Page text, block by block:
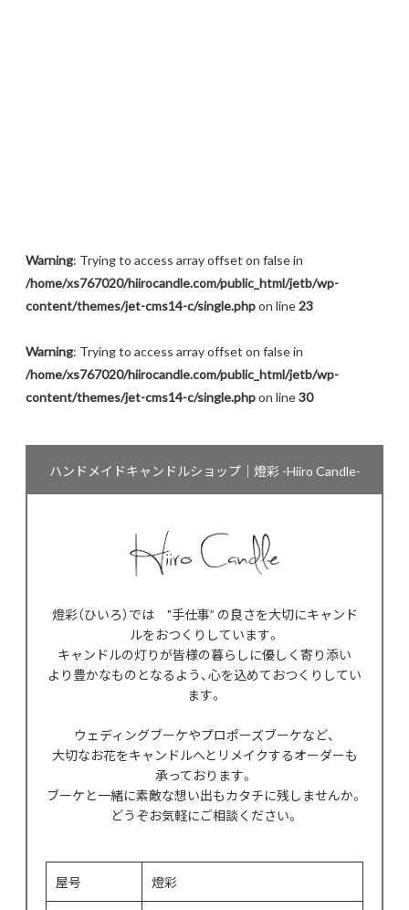
Warning: Trying to access array offset on false in
/home/xs767020/hiirocandle.com/public_html/jetb/wp-
content/themes/jet-cms14-c/single.phpon line23
Warning: Trying to access array offset on false in
/home/xs767020/hiirocandle.com/public_html/jetb/wp-
content/themes/jet-cms14-c/single.phpon line30
ハンドメイドキャンドルショップ｜燈彩 -Hiiro Candle-
燈彩（ひいろ）では "手仕事” の良さを大切にキャンド
ルをおつくりしています。
キャンドルの灯りが皆様の暮らしに優しく寄り添い
より豊かなものとなるよう、心を込めておつくりしてい
ます。
ウェディングブーケやプロポーズブーケなど、
大切なお花をキャンドルへとリメイクするオーダーも
承っております。
ブーケと一緒に素敵な想い出もカタチに残しませんか。
どうぞお気軽にご相談ください。
屋号 燈彩